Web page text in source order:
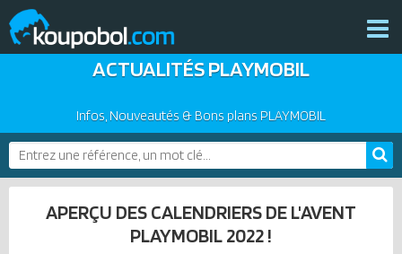
THÈMES
PLAYMOBIL 2026
BONS PLANS
PRODUITS COMPLÉMENTAIRES
ASSOCIATIONS DE FANS
ACTUALITÉS PLAYMOBIL
Infos, Nouveautés & Bons plans PLAYMOBIL
APERÇU DES CALENDRIERS DE L'AVENT
PLAYMOBIL 2022 !